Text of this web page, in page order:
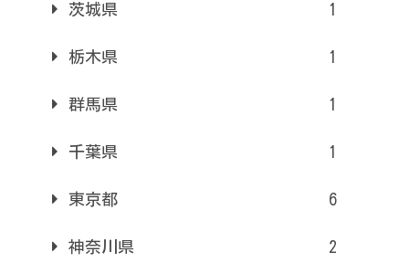
茨城県 1
栃木県 1
群馬県 1
千葉県 1
東京都 6
神奈川県 2